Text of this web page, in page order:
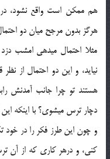
هم ممكن است واقع نشود، در
هرگز بدون مرجح ميان دو
مثلا احتمال ميدهي امشب
نيايد، و اين دو احتمال از
هستند تو چرا جانب آمدنش
دچار ترس ميشوي؟ با اينكه
و چون اين طرز فكر را در خود
كني، و درهر كاري كه از آن